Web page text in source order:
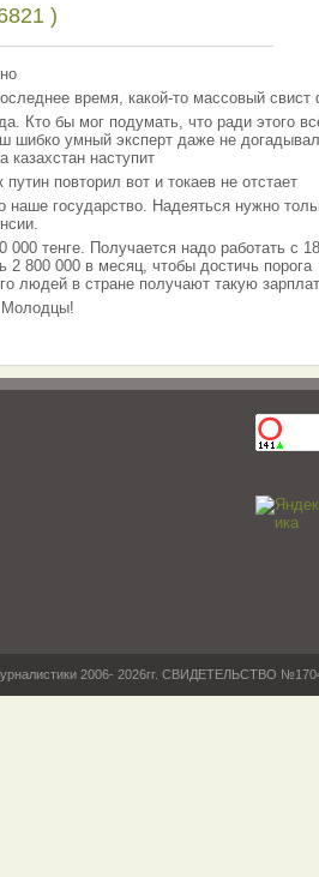
)
время, какой-то массовый свист
Кто бы мог подумать, что ради этого
шибко умный эксперт даже не
казахстан наступит
повторил вот и токаев не отстает
наше государство. Надеяться нужно
000 тенге. Получается надо работать с
2 800 000 в месяц, чтобы достичь порога
людей в стране получают такую
Молодцы!
2006- 2026гг. СВИДЕТЕЛЬСТВО